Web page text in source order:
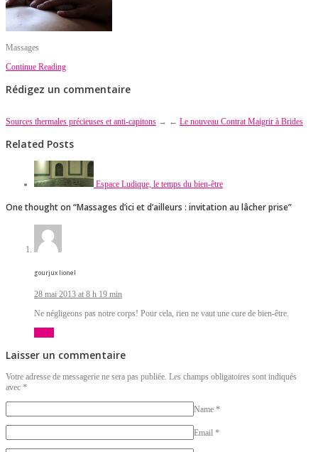
Massages
Continue Reading
Rédigez un commentaire
Sources thermales précieuses et anti-capitons → ← Le nouveau Contrat Maigrir à Brides
Related Posts
Espace Ludique, le temps du bien-être
One thought on “Massages d’ici et d’ailleurs : invitation au lâcher prise”
gourjux lionel
28 mai 2013 at 8 h 19 min
Ne négligeons pas notre corps! Pour cela, rien ne vaut une cure de bien-être.
Laisser un commentaire
Votre adresse de messagerie ne sera pas publiée. Les champs obligatoires sont indiqués
avec *
Name *
Email *